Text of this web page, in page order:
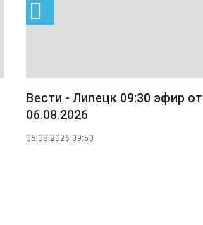
Вести - Липецк 09:30 эфир от
06.08.2026
06.08.2026 09:50